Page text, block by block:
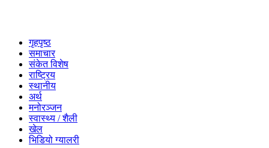
गृहपृष्ठ
समाचार
संकेत विशेष
राष्ट्रिय
स्थानीय
अर्थ
मनोरञ्जन
स्वास्थ्य / शैली
खेल
भिडियो ग्यालरी